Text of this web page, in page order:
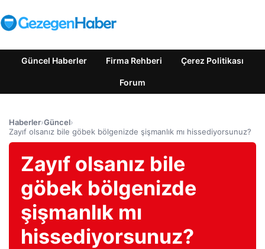
Güncel Haberler Firma Rehberi Çerez Politikası
Forum
Haberler›Güncel›
Zayıf olsanız bile göbek bölgenizde şişmanlık mı hissediyorsunuz?
Zayıf olsanız bile
göbek bölgenizde
şişmanlık mı
hissediyorsunuz?